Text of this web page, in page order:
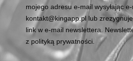
mojego adresu e-mail wysyłając
kontakt@kingapp.pl lub
link w e-mail newslettera.
z polityką prywatności.